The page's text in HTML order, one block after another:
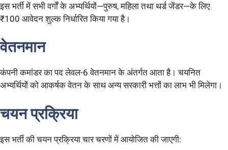
इस भर्ती में सभी वर्गों के अभ्यर्थियों—पुरुष, महिला तथा थर्ड जेंडर—के लिए
₹100 आवेदन शुल्क निर्धारित किया गया है।
वेतनमान
कंपनी कमांडर का पद लेवल-6 वेतनमान के अंतर्गत आता है। चयनित
अभ्यर्थियों को आकर्षक वेतन के साथ अन्य सरकारी भत्तों का लाभ भी मिलेगा।
चयन प्रक्रिया
इस भर्ती की चयन प्रक्रिया चार चरणों में आयोजित की जाएगी: